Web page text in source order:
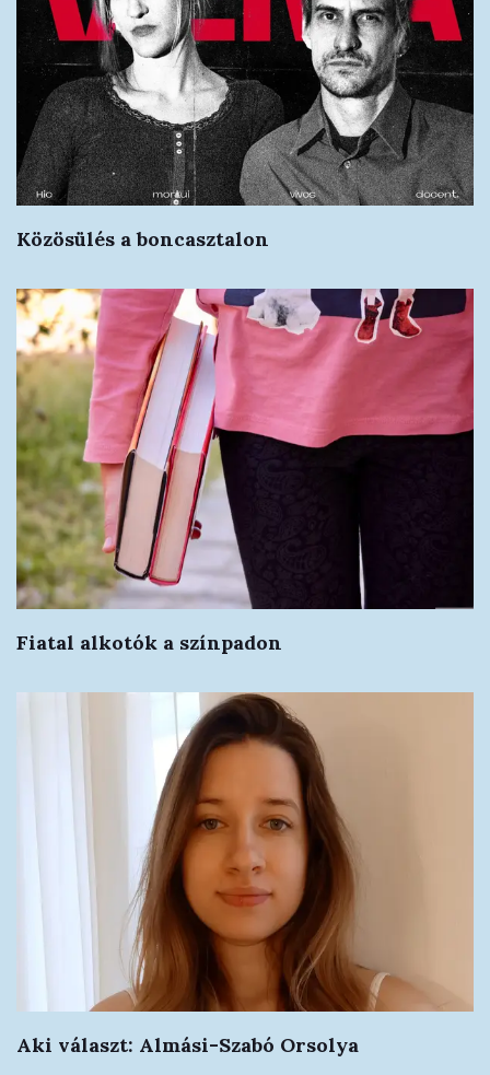
Közösülés a boncasztalon
Fiatal alkotók a színpadon
Aki választ: Almási-Szabó Orsolya